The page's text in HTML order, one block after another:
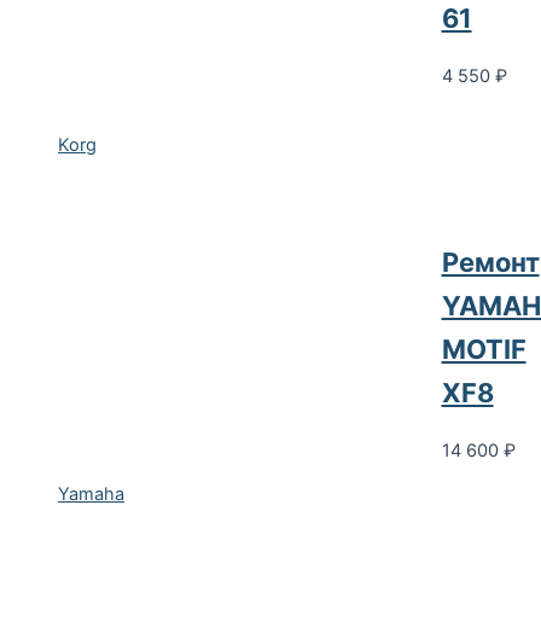
Korg
61
4 550 ₽
Yamaha
Ремонт
MOTIF
XF8
14 600 ₽